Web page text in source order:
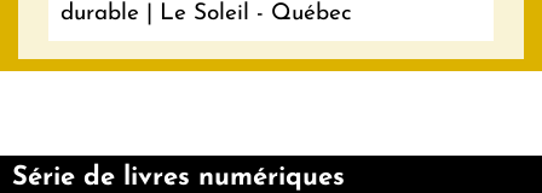
durable | Le Soleil - Québec
Série de livres numériques